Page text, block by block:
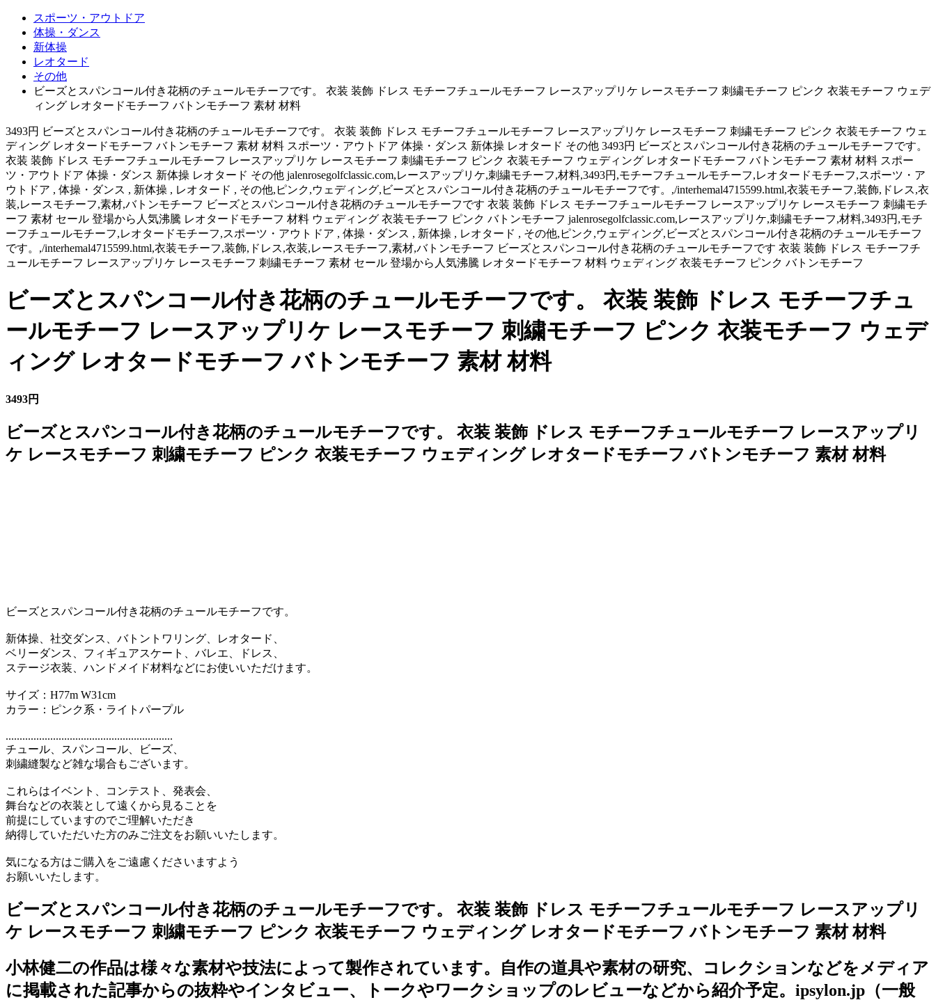
スポーツ・アウトドア
体操・ダンス
新体操
レオタード
その他
ビーズとスパンコール付き花柄のチュールモチーフです。 衣装 装飾 ドレス モチーフチュールモチーフ レースアップリケ レースモチーフ 刺繍モチーフ ピンク 衣装モチーフ ウェデ
ィング レオタードモチーフ バトンモチーフ 素材 材料
3493円 ビーズとスパンコール付き花柄のチュールモチーフです。 衣装 装飾 ドレス モチーフチュールモチーフ レースアップリケ レースモチーフ 刺繍モチーフ ピンク 衣装モチーフ ウェ
ディング レオタードモチーフ バトンモチーフ 素材 材料 スポーツ・アウトドア 体操・ダンス 新体操 レオタード その他 3493円 ビーズとスパンコール付き花柄のチュールモチーフです。
衣装 装飾 ドレス モチーフチュールモチーフ レースアップリケ レースモチーフ 刺繍モチーフ ピンク 衣装モチーフ ウェディング レオタードモチーフ バトンモチーフ 素材 材料 スポー
ツ・アウトドア 体操・ダンス 新体操 レオタード その他 jalenrosegolfclassic.com,レースアップリケ,刺繍モチーフ,材料,3493円,モチーフチュールモチーフ,レオタードモチーフ,スポーツ・ア
ウトドア , 体操・ダンス , 新体操 , レオタード , その他,ピンク,ウェディング,ビーズとスパンコール付き花柄のチュールモチーフです。,/interhemal4715599.html,衣装モチーフ,装飾,ドレス,衣
装,レースモチーフ,素材,バトンモチーフ ビーズとスパンコール付き花柄のチュールモチーフです 衣装 装飾 ドレス モチーフチュールモチーフ レースアップリケ レースモチーフ 刺繍モチ
ーフ 素材 セール 登場から人気沸騰 レオタードモチーフ 材料 ウェディング 衣装モチーフ ピンク バトンモチーフ jalenrosegolfclassic.com,レースアップリケ,刺繍モチーフ,材料,3493円,モチ
ーフチュールモチーフ,レオタードモチーフ,スポーツ・アウトドア , 体操・ダンス , 新体操 , レオタード , その他,ピンク,ウェディング,ビーズとスパンコール付き花柄のチュールモチーフ
です。,/interhemal4715599.html,衣装モチーフ,装飾,ドレス,衣装,レースモチーフ,素材,バトンモチーフ ビーズとスパンコール付き花柄のチュールモチーフです 衣装 装飾 ドレス モチーフチ
ュールモチーフ レースアップリケ レースモチーフ 刺繍モチーフ 素材 セール 登場から人気沸騰 レオタードモチーフ 材料 ウェディング 衣装モチーフ ピンク バトンモチーフ
ビーズとスパンコール付き花柄のチュールモチーフです。 衣装 装飾 ドレス モチーフチュ
ールモチーフ レースアップリケ レースモチーフ 刺繍モチーフ ピンク 衣装モチーフ ウェデ
ィング レオタードモチーフ バトンモチーフ 素材 材料
3493円
ビーズとスパンコール付き花柄のチュールモチーフです。 衣装 装飾 ドレス モチーフチュールモチーフ レースアップリ
ケ レースモチーフ 刺繍モチーフ ピンク 衣装モチーフ ウェディング レオタードモチーフ バトンモチーフ 素材 材料
ビーズとスパンコール付き花柄のチュールモチーフです。
新体操、社交ダンス、バトントワリング、レオタード、
ベリーダンス、フィギュアスケート、バレエ、ドレス、
ステージ衣装、ハンドメイド材料などにお使いいただけます。
サイズ：H77m W31cm
カラー：ピンク系・ライトパープル
............................................................
チュール、スパンコール、ビーズ、
刺繍縫製など雑な場合もございます。
これらはイベント、コンテスト、発表会、
舞台などの衣装として遠くから見ることを
前提にしていますのでご理解いただき
納得していただいた方のみご注文をお願いいたします。
気になる方はご購入をご遠慮くださいますよう
お願いいたします。
ビーズとスパンコール付き花柄のチュールモチーフです。 衣装 装飾 ドレス モチーフチュールモチーフ レースアップリ
ケ レースモチーフ 刺繍モチーフ ピンク 衣装モチーフ ウェディング レオタードモチーフ バトンモチーフ 素材 材料
小林健二の作品は様々な素材や技法によって製作されています。自作の道具や素材の研究、コレクションなどをメディア
に掲載された記事からの抜粋やインタビュー、トークやワークショップのレビューなどから紹介予定。ipsylon.jp（一般